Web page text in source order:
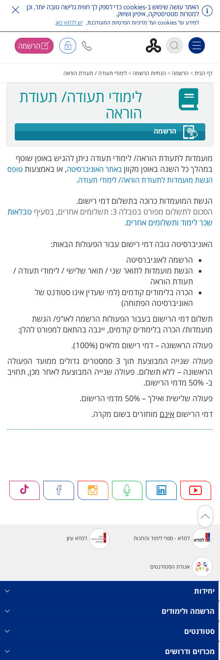
האתר עושה שימוש ב-cookies כדי לספק לך חווית גלישה טובה יותר, וכן
למטרות סטטיסטיקה, איפיון ושיווק.
למידע על cookies ועל מדיניות הפרטיות המעודכנת, יש ללחוץ כאן.
Toggle navigation הרשמה
דף הבית > הרשמה > הנחיות הרשמה > לימודי תעודה / תעודת הוראה
לימודי תעודה/ תעודת
הוראה
הרשמה
מועמדות לתעודת הוראה/ לימודי תעודה ניתן להגיש באופן שוטף
במהלך כל השנה באופן מקוון באתר האוניברסיטה, או באמצעות טופס
הגשת מועמדות לתעודת הוראה/ לימודי תעודה.
הגשת המועמדות כרוכה בתשלום דמי רישום.
הסכום לתשלום מפורט בטבלה 3: תשלומים אחרים, בסעיף
טבלאות
שכר לימוד ותשלומים אחרים.
האוניברסיטה גובה דמי רישום עבור הפעולות הבאות:
הרשמה לאוניברסיטה
הגשת מועמדות לתואר שני / תואר שלישי / לימודי תעודה /
תעודת הוראה
הכרה בלימודים קודמים (למי שעדין אינו סטודנט של
האוניברסיטה הפתוחה)
תשלום דמי הרישום בעבור הפעולות הרשמה לאו"פ/ הגשת
מועמדות/ הכרה בלימודים קודמים, ייגבה בהתאם למפורט להלן:
פעולה הראשונה – דמי רישום מלאים (100%).
פעולה שנייה המבוצעת תוך 3 סמסטרים גדולים ממועד הפעולה
הראשונה – ללא תשלום. פעולה שנייה המבוצעת לאחר מכן, תחויב
ב- 50% מדמי הרישום.
פעולה שלישית ואילך – 50% מדמי הרישום.
דמי הרישום אינם מוחזרים בשום מקרה.
למדא - ספרי לימוד והחנות למדא עיון
אגודת הסטודנטים
יחידות
הרשמה ולימודים
סטודנטים
מכרזים ודרושים